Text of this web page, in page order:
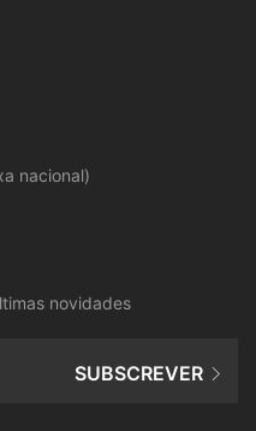
nacional)
novidades
SUBSCREVER